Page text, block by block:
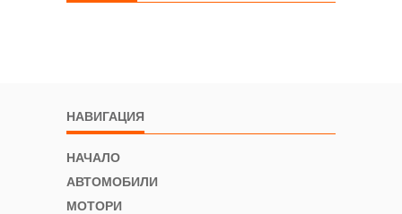
НАВИГАЦИЯ
НАЧАЛО
АВТОМОБИЛИ
МОТОРИ